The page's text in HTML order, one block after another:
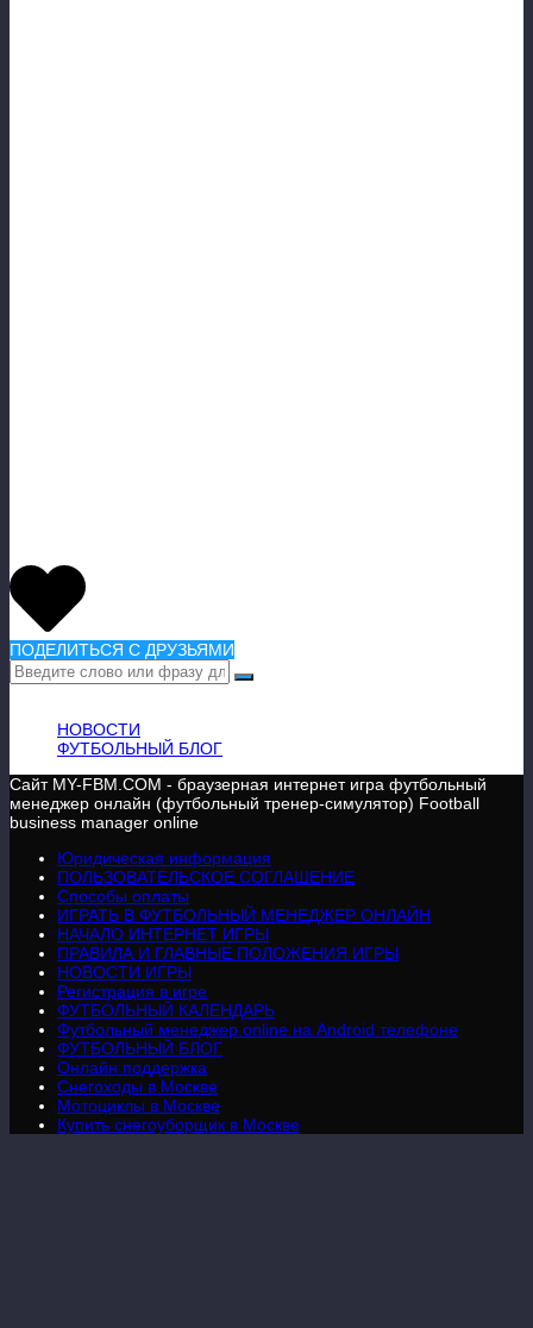
ПОДЕЛИТЬСЯ С ДРУЗЬЯМИ
НОВОСТИ
ФУТБОЛЬНЫЙ БЛОГ
Сайт MY-FBM.COM - браузерная интернет игра футбольный
менеджер онлайн (футбольный тренер-симулятор) Football
business manager online
Юридическая информация
ПОЛЬЗОВАТЕЛЬСКОЕ СОГЛАШЕНИЕ
Способы оплаты
ИГРАТЬ В ФУТБОЛЬНЫЙ МЕНЕДЖЕР ОНЛАЙН
НАЧАЛО ИНТЕРНЕТ ИГРЫ
ПРАВИЛА И ГЛАВНЫЕ ПОЛОЖЕНИЯ ИГРЫ
НОВОСТИ ИГРЫ
Регистрация в игре
ФУТБОЛЬНЫЙ КАЛЕНДАРЬ
Футбольный менеджер online на Android телефоне
ФУТБОЛЬНЫЙ БЛОГ
Онлайн поддержка
Снегоходы в Москве
Мотоциклы в Москве
Купить снегоуборщик в Москве